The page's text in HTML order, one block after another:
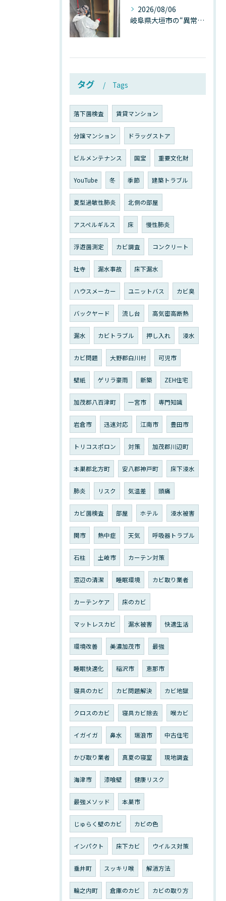
2026/08/06
岐阜県大垣市の“異常に高い気温”が建物内部を腐らせる──深層カビが爆発的に増える本当の理由
タグ Tags
落下菌検査 賃貸マンション
分譲マンション ドラッグストア
ビルメンテナンス 国宝 重要文化財
YouTube 冬 季節 建築トラブル
夏型過敏性肺炎 北側の部屋
アスペルギルス 床 慢性肺炎
浮遊菌測定 カビ調査 コンクリート
社寺 漏水事故 床下漏水
ハウスメーカー ユニットバス カビ臭
バックヤード 流し台 高気密高断熱
漏水 カビトラブル 押し入れ 浸水
カビ問題 大野郡白川村 可児市
壁紙 ゲリラ豪雨 新築 ZEH住宅
加茂郡八百津町 一宮市 専門知識
岩倉市 迅速対応 江南市 豊田市
トリコスポロン 対策 加茂郡川辺町
本巣郡北方町 安八郡神戸町 床下浸水
肺炎 リスク 気温差 頭痛
カビ菌検査 部屋 ホテル 浸水被害
関市 熱中症 天気 呼吸器トラブル
石柱 土岐市 カーテン対策
窓辺の清潔 睡眠環境 カビ取り業者
カーテンケア 床のカビ
マットレスカビ 漏水被害 快適生活
環境改善 美濃加茂市 最強
睡眠快適化 稲沢市 恵那市
寝具のカビ カビ問題解決 カビ地獄
クロスのカビ 寝具カビ除去 喉カビ
イガイガ 鼻水 瑞浪市 中古住宅
かび取り業者 真夏の寝室 現地調査
海津市 漆喰壁 健康リスク
最強メソッド 本巣市
じゅらく壁のカビ カビの色
インパクト 床下カビ ウイルス対策
垂井町 スッキリ喉 解消方法
輪之内町 倉庫のカビ カビの取り方